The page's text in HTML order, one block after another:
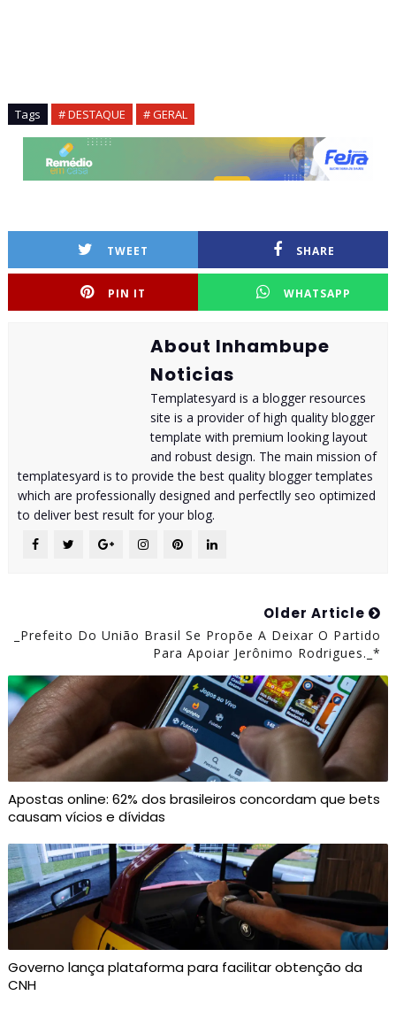
Tags # DESTAQUE # GERAL
TWEET SHARE
PIN IT WHATSAPP
About Inhambupe
Noticias
Templatesyard is a blogger resources
site is a provider of high quality blogger
template with premium looking layout
and robust design. The main mission of
templatesyard is to provide the best quality blogger templates
which are professionally designed and perfectlly seo optimized
to deliver best result for your blog.
Older Article
_Prefeito Do União Brasil Se Propõe A Deixar O Partido
Para Apoiar Jerônimo Rodrigues._*
Apostas online: 62% dos brasileiros concordam que bets
causam vícios e dívidas
Governo lança plataforma para facilitar obtenção da
CNH